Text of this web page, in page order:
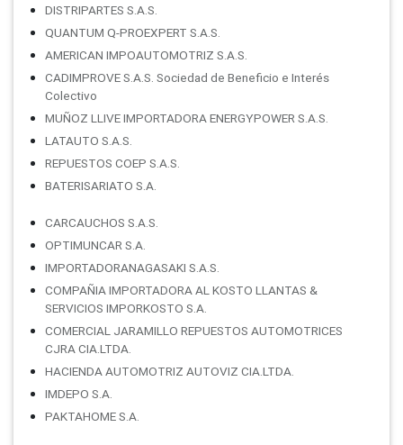
DISTRIPARTES S.A.S.
QUANTUM Q-PROEXPERT S.A.S.
AMERICAN IMPOAUTOMOTRIZ S.A.S.
CADIMPROVE S.A.S. Sociedad de Beneficio e Interés
Colectivo
MUÑOZ LLIVE IMPORTADORA ENERGYPOWER S.A.S.
LATAUTO S.A.S.
REPUESTOS COEP S.A.S.
BATERISARIATO S.A.
CARCAUCHOS S.A.S.
OPTIMUNCAR S.A.
IMPORTADORANAGASAKI S.A.S.
COMPAÑIA IMPORTADORA AL KOSTO LLANTAS &
SERVICIOS IMPORKOSTO S.A.
COMERCIAL JARAMILLO REPUESTOS AUTOMOTRICES
CJRA CIA.LTDA.
HACIENDA AUTOMOTRIZ AUTOVIZ CIA.LTDA.
IMDEPO S.A.
PAKTAHOME S.A.